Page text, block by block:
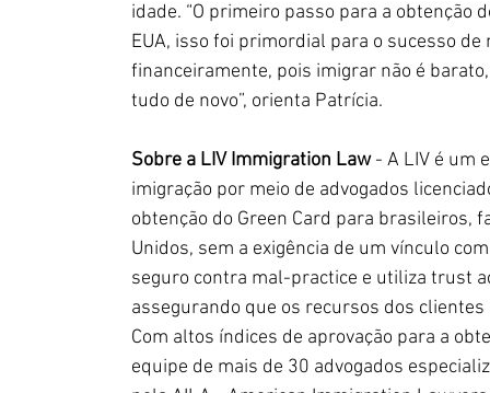
idade. “O primeiro passo para a obtenção
EUA, isso foi primordial para o sucesso
financeiramente, pois imigrar não é
tudo de novo”, orienta Patrícia.
Sobre a LIV Immigration Law - A LIV é um
imigração por meio de advogados
obtenção do Green Card para brasileiros,
Unidos, sem a exigência de um vínculo
seguro contra mal-practice e utiliza trust
assegurando que os recursos dos
Com altos índices de aprovação para a
equipe de mais de 30 advogados